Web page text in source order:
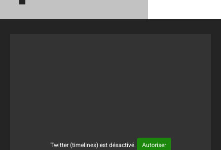
Twitter (timelines) est désactivé. Autoriser